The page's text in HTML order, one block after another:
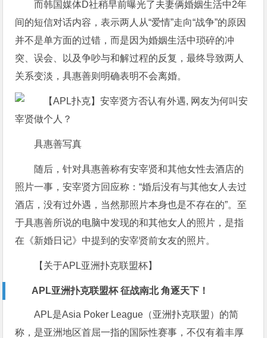
而韩国媒体D社稍早前曝光了夫妻俩婚姻生活中2年
间的短信对话内容，表示两人从“爱情”走向“战争”的原因
并不是单方面的过错，而是因为婚姻生活中琐碎的冲
突、误会、以及争吵与和解过程的反复，最终导致两人
关系变淡，具惠善则明确表明不会离婚。
具惠善写真
随后，针对具惠善称有安宰贤和其他女性去酒店的
照片一事，安宰贤方回应称：“婚后没有与其他女人去过
酒店，没有过外遇，当然那照片本身也是不存在的”。至
于具惠善所说的电脑中发现的和其他女人的照片，是指
在《新婚日记》中提到的安宰贤前女友的照片。
【关于APL亚洲扑克联盟杯】
APL亚洲扑克联盟杯 征战南北 角逐天下！
APL是Asia Poker League（亚洲扑克联盟）的简
称，是亚洲地区首屈一指的国际性赛事，不仅有着丰厚